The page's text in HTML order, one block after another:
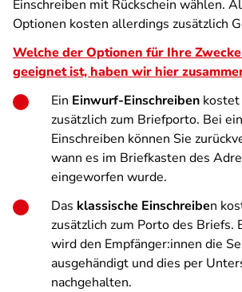
Einschreiben mit Rückschein wählen.
Optionen kosten allerdings zusätzlich
Welche der Optionen für Ihre
geeignet ist, haben wir hier
Ein Einwurf-Einschreiben kostet
zusätzlich zum Briefporto. Bei
Einschreiben können Sie
wann es im Briefkasten des
eingeworfen wurde.
Das klassische Einschreiben
zusätzlich zum Porto des Briefs.
wird den Empfänger:innen die
ausgehändigt und dies per
nachgehalten.